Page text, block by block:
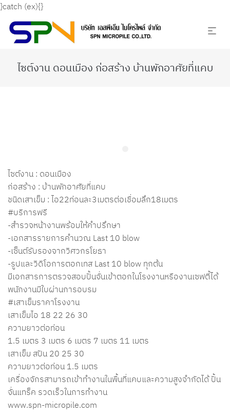
}catch (ex){}
ไซต์งาน ดอนเมือง ก่อสร้าง บ้านพักอาศัยที่แคบ
ไซต์งาน : ดอนเมือง
ก่อสร้าง : บ้านพักอาศัยที่แคบ
ชนิดเสาเข็ม : ไอ22ท่อนละ3เมตรต่อเชื่อมลึก18เมตร
#บริการฟรี
-สำรวจหน้างานพร้อมให้คำปรึกษา
-เอกสารรายการคำนวณ Last 10 blow
-เซ็นต์รับรองจากวิศวกรโยธา
-รูปและวิดิโอการตอกเทส Last 10 blow ทุกต้น
มีเอกสารการตรวจสอบปั้นจั่นเข้าตอกในโรงงานหรืองานเซฟตี้ได้
พนักงานมีใบผ่านการอบรม
#เสาเข็มราคาโรงงาน
เสาเข็มไอ 18 22 26 30
ความยาวต่อท่อน
1.5 เมตร 3 เมตร 6 เมตร 7 เมตร 11 เมตร
เสาเข็ม สปัน 20 25 30
ความยาวต่อท่อน 1.5 เมตร
เครื่องจักรสามารถเข้าทำงานในพื้นที่แคบและความสูงจำกัดได้ ปั้น
จั่นแทร็ค รวดเร็วในการทำงาน
www.spn-micropile.com